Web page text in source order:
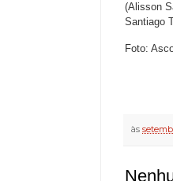
(Alisson
Santiago
Foto:
às